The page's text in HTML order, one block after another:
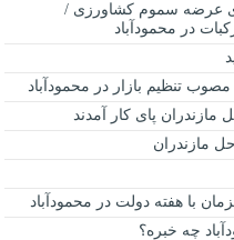
عرضه سموم کشاورزی /
تنظیم بازار در محمودآباد
مازندران پای کار آمدند